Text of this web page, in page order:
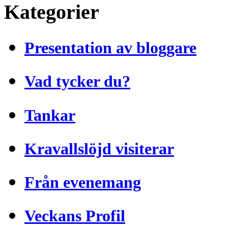
Kategorier
Presentation av bloggare
Vad tycker du?
Tankar
Kravallslöjd visiterar
Från evenemang
Veckans Profil